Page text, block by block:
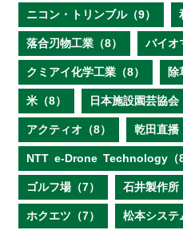
ニコン・トリンブル（9）
落合刃物工業（8） バイオ
クミアイ化学工業（8） 除
米（8） 日本施設園芸協会
アクティオ（8） 乾田直播
NTT e‐Drone Technology（8
ゴルフ場（7） 石井製作所
ホクエツ（7） 松本システ